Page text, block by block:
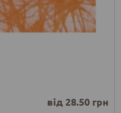
від 28.50 грн